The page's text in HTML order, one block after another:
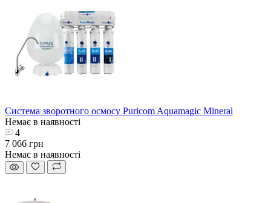
Система зворотного осмосу Puricom Aquamagic Mineral
Немає в наявності
4
7 066 грн
Немає в наявності